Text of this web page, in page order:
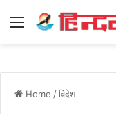
Menu
Home /विदेश